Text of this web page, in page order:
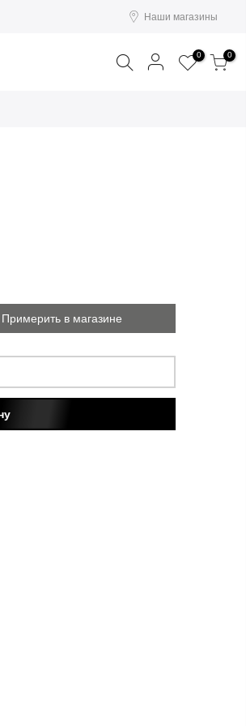
Наши магазины
Поиск 0 0
Примерить в магазине